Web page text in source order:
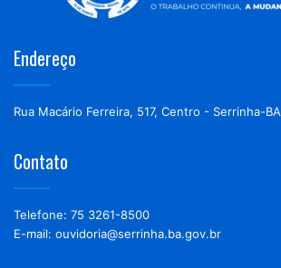
Endereço
Rua Macário Ferreira, 517, Centro - Serrinha-BA
Contato
Telefone: 75 3261-8500
E-mail: ouvidoria@serrinha.ba.gov.br